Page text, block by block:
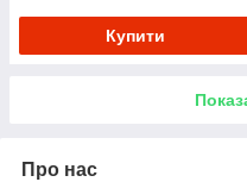
Купити
Про нас